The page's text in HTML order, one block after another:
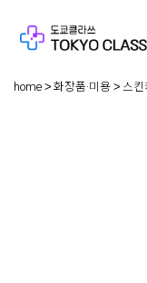
home 화장품·미용 스킨